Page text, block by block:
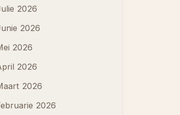
2026
2026
2026
2026
2026
2026